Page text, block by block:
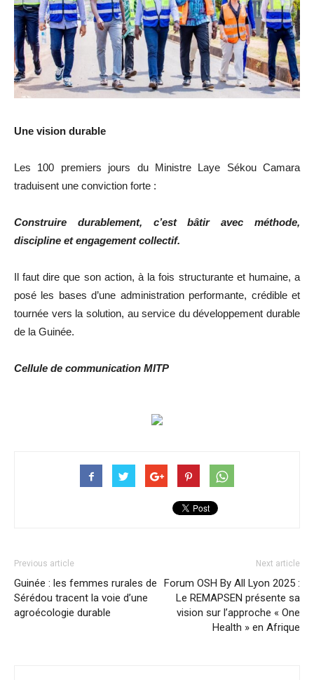
Une vision durable
Les 100 premiers jours du Ministre Laye Sékou Camara
traduisent une conviction forte :
Construire durablement, c’est bâtir avec méthode,
discipline et engagement collectif.
Il faut dire que son action, à la fois structurante et humaine, a
posé les bases d’une administration performante, crédible et
tournée vers la solution, au service du développement durable
de la Guinée.
Cellule de communication MITP
Previous article
Guinée : les femmes rurales de
Sérédou tracent la voie d’une
agroécologie durable
Next article
Forum OSH By All Lyon 2025 :
Le REMAPSEN présente sa
vision sur l’approche « One
Health » en Afrique